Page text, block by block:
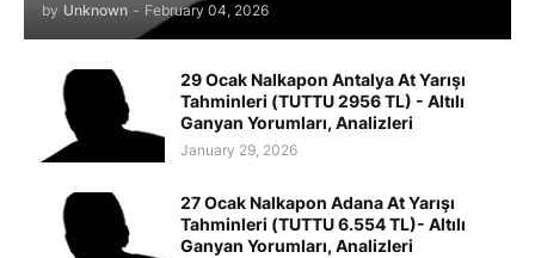
by Unknown - February 04, 2026
29 Ocak Nalkapon Antalya At Yarışı
Tahminleri (TUTTU 2956 TL) - Altılı
Ganyan Yorumları, Analizleri
January 29, 2026
27 Ocak Nalkapon Adana At Yarışı
Tahminleri (TUTTU 6.554 TL)- Altılı
Ganyan Yorumları, Analizleri